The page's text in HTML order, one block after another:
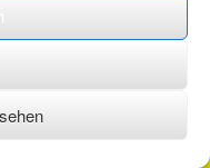
·Impressum ·